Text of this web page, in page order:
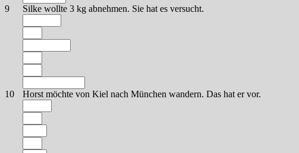
9 Silke wollte 3 kg abnehmen. Sie hat es versucht.
10 Horst möchte von Kiel nach München wandern. Das hat er vor.